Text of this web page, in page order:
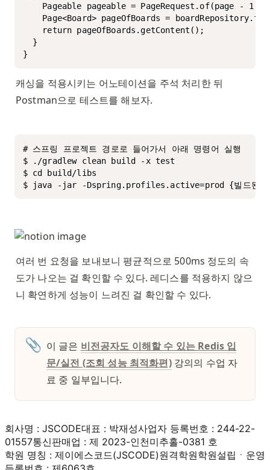
Pageable pageable = PageRequest.of(page - 1,
Page<Board> pageOfBoards =
    return pageOfBoards.getContent();
  }
}
캐싱을 적용시키는 어노테이션을 주석 처리한 뒤
Postman으로 테스트를 해보자.
# 스프링 프로젝트 경로로 들어가서 아래 명령어 실행
$ ./gradlew clean build -x test
$ cd build/libs
$ java -jar -Dspring.profiles.active=prod {빌드된
여러 번 요청을 보내보니 평균적으로 500ms 정도의 속
도가 나오는 걸 확인할 수 있다. 레디스를 적용하지 않으
니 확연하게 성능이 느려진 걸 확인할 수 있다.
📎 이 글은 비전공자도 이해할 수 있는 Redis 입
문/실전 (조회 성능 최적화편) 강의의 수업 자
료 중 일부입니다.
회사명 : JSCODE대표 : 박재성사업자 등록번호 : 244-22-
01557통신판매업 : 제 2023-인천미추홀-0381 호
학원 명칭 : 제이에스코드(JSCODE)원격학원학원설립ㆍ운영